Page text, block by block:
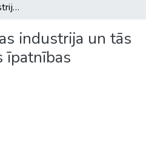
Skaistumkopšanas industrija un tās uzņēmējdarbības īpatnības
industrija un tās
īpatnības